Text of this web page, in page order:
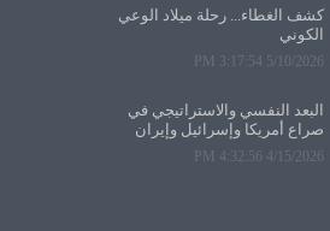
كشف الغطاء... رحلة ميلاد الوعي
الكوني
5/10/2026 3:17:54 PM
البعد النفسي والاستراتيجي في
صراع أمريكا وإسرائيل وإيران
4/15/2026 4:32:56 PM